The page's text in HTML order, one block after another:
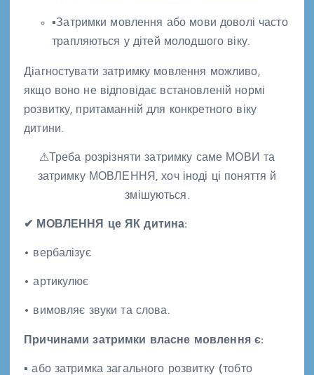
▪Затримки мовлення або мови доволі часто
трапляються у дітей молодшого віку.
Діагностувати затримку мовлення можливо,
якщо воно не відповідає встановленій нормі
розвитку, притаманній для конкретного віку
дитини.
⚠Треба розрізняти затримку саме МОВИ та
затримку МОВЛЕННЯ, хоч іноді ці поняття й
змішуються.
✔ МОВЛЕННЯ це ЯК дитина:
• вербалізує
• артикулює
• вимовляє звуки та слова.
Причинами затримки власне мовлення є:
▪ або затримка загального розвитку (тобто